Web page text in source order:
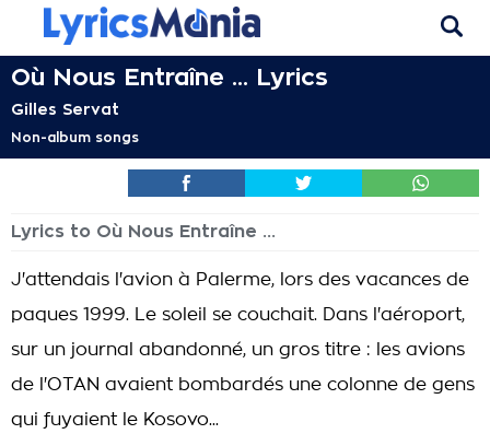
Où Nous Entraîne ... Lyrics
Gilles Servat
Non-album songs
Lyrics to Où Nous Entraîne ...
J'attendais l'avion à Palerme, lors des vacances de
paques 1999. Le soleil se couchait. Dans l'aéroport,
sur un journal abandonné, un gros titre : les avions
de l'OTAN avaient bombardés une colonne de gens
qui fuyaient le Kosovo...